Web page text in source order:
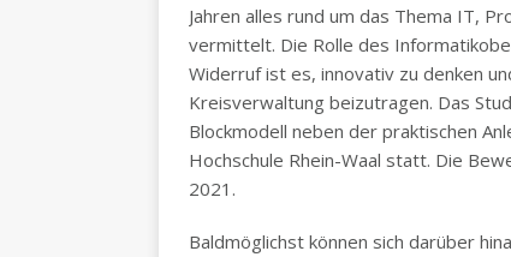
Jahren alles rund um das Thema IT,
vermittelt. Die Rolle des
Widerruf ist es, innovativ zu denken
Kreisverwaltung beizutragen. Das
Blockmodell neben der praktischen
Hochschule Rhein-Waal statt. Die
2021.
Baldmöglichst können sich darüber